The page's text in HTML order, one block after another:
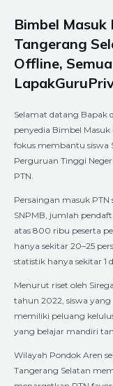
Bimbel Masuk
Tangerang
Offline,
Selamat datang Bapak
penyedia Bimbel
fokus membantu siswa
Perguruan Tinggi
PTN.
Persaingan masuk
SNPMB, jumlah
atas 800 ribu peserta
hanya sekitar 20–25
statistik hanya sekitar 1
Menurut riset oleh
tahun 2022, siswa
memiliki peluang
yang belajar mandiri
Wilayah Pondok Aren
Tangerang Selatan